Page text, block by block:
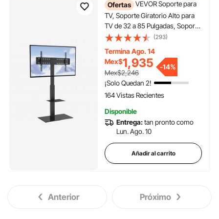
Ofertas VEVOR Soporte para
TV, Soporte Giratorio Alto para
TV de 32 a 85 Pulgadas, Soporte
para TV de Piso portátil Ajustable
Templado para Dormitorio, Sala
de Estar
(293)
Termina Ago. 14
Mex$1,935
Mex$2,246
-14%
¡Solo Quedan 2!
164 Vistas Recientes
Disponible
Entrega:tan pronto como
Lun. Ago. 10
Añadir al carrito
Anterior Próximo